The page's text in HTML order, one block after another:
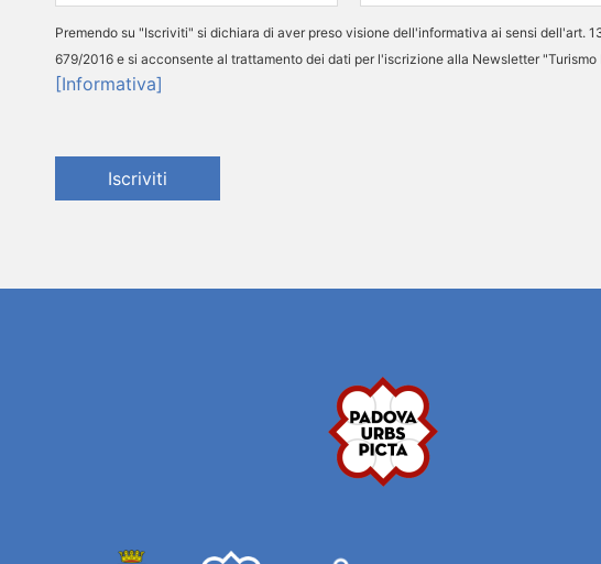
Premendo su "Iscriviti" si dichiara di aver preso visione dell'informativa ai sensi dell'art.
679/2016 e si acconsente al trattamento dei dati per l'iscrizione alla Newsletter "Turismo
[Informativa]
Iscriviti